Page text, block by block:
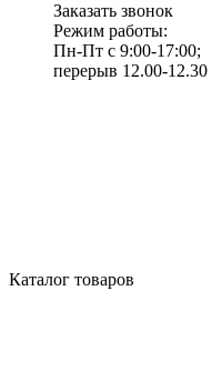
Заказать звонок
Режим работы:
Пн-Пт с 9:00-17:00;
перерыв 12.00-12.30
Каталог товаров